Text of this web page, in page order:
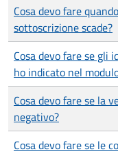
Cosa devo fare
sottoscrizione scade?
Cosa devo fare se gli
ho indicato nel
Cosa devo fare se la
negativo?
Cosa devo fare se le